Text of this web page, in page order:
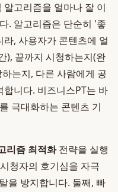
고리즘을 얼마나 잘 이
. 알고리즘은 단순히 '좋
, 사용자가 콘텐츠에 얼
), 끝까지 시청하는지(완
는지, 다른 사람에게 공
니다. 비즈니스PT는 바
극대화하는 콘텐츠 기
리즘 최적화전략을 실행
청자의 호기심을 자극
을 방지합니다. 둘째, 빠